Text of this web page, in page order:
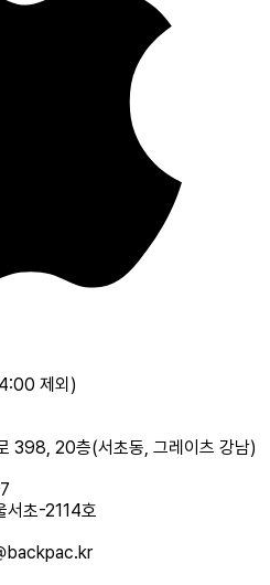
제외)
398, 20층(서초동, 그레이츠 강남)
초-2114호